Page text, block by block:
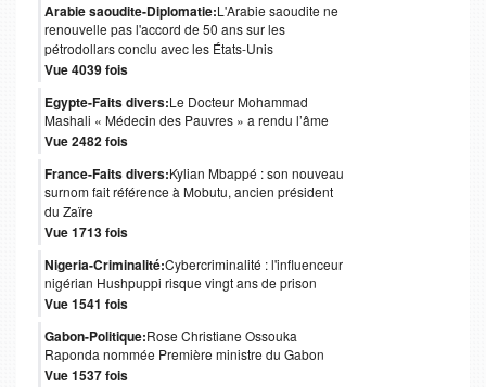
Arabie saoudite-Diplomatie:L'Arabie saoudite ne
renouvelle pas l'accord de 50 ans sur les
pétrodollars conclu avec les États-Unis
Vue 4039 fois
Egypte-Faits divers:Le Docteur Mohammad
Mashali « Médecin des Pauvres » a rendu l’âme
Vue 2482 fois
France-Faits divers:Kylian Mbappé : son nouveau
surnom fait référence à Mobutu, ancien président
du Zaïre
Vue 1713 fois
Nigeria-Criminalité:Cybercriminalité : l'influenceur
nigérian Hushpuppi risque vingt ans de prison
Vue 1541 fois
Gabon-Politique:Rose Christiane Ossouka
Raponda nommée Première ministre du Gabon
Vue 1537 fois